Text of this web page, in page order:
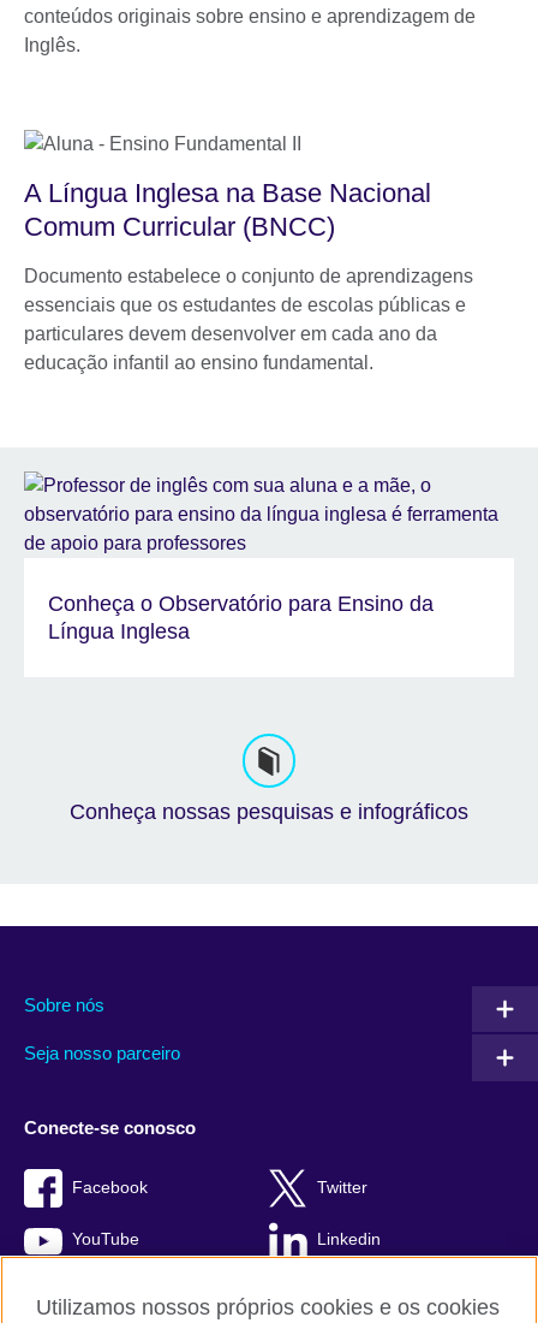
conteúdos originais sobre ensino e aprendizagem de
Inglês.
A Língua Inglesa na Base Nacional
Comum Curricular (BNCC)
Documento estabelece o conjunto de aprendizagens
essenciais que os estudantes de escolas públicas e
particulares devem desenvolver em cada ano da
educação infantil ao ensino fundamental.
Conheça o Observatório para Ensino da
Língua Inglesa
Conheça nossas pesquisas e infográficos
Sobre nós
Seja nosso parceiro
Conecte-se conosco
Facebook Twitter
YouTube Linkedin
Utilizamos nossos próprios cookies e os cookies